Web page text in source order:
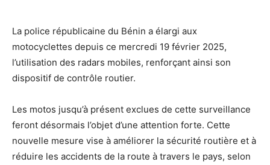
La police républicaine du Bénin a élargi aux
motocyclettes depuis ce mercredi 19 février 2025,
l’utilisation des radars mobiles, renforçant ainsi son
dispositif de contrôle routier.
Les motos jusqu’à présent exclues de cette surveillance
feront désormais l’objet d’une attention forte. Cette
nouvelle mesure vise à améliorer la sécurité routière et à
réduire les accidents de la route à travers le pays, selon